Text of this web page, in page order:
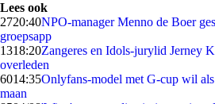
Lees ook
2720:40NPO-manager Menno de Boer
groepsapp
1318:20Zangeres en Idols-jurylid Jerney
overleden
6014:35Onlyfans-model met G-cup wil
maan